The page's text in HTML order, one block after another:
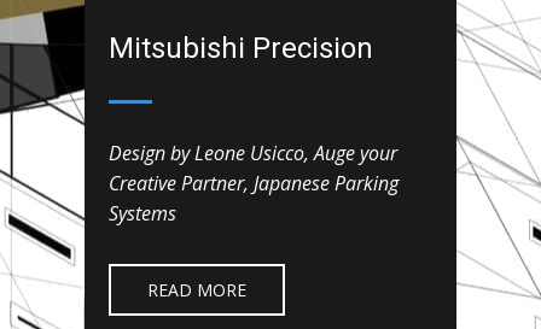
Mitsubishi Precision
Design by Leone Usicco, Auge your
Creative Partner, Japanese Parking
Systems
READ MORE